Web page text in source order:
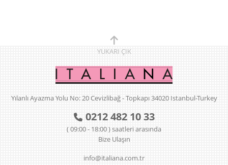
YUKARI ÇIK
Yılanlı Ayazma Yolu No: 20 Cevizlibağ - Topkapı 34020 Istanbul-Turkey
0212 482 10 33
( 09:00 - 18:00 ) saatleri arasında
Bize Ulaşın
info@italiana.com.tr